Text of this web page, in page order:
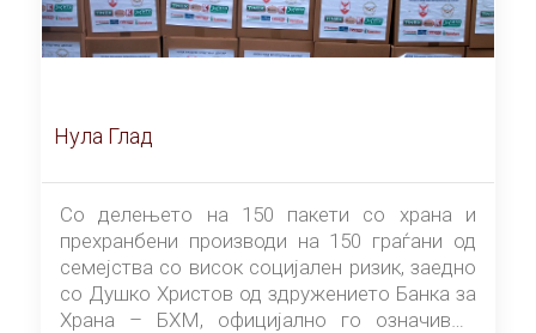
Нула Глад
Со делењето на 150 пакети со храна и
прехранбени производи на 150 граѓани од
семејства со висок социјален ризик, заедно
со Душко Христов од здружението Банка за
Храна – БХМ, официјално го означивме